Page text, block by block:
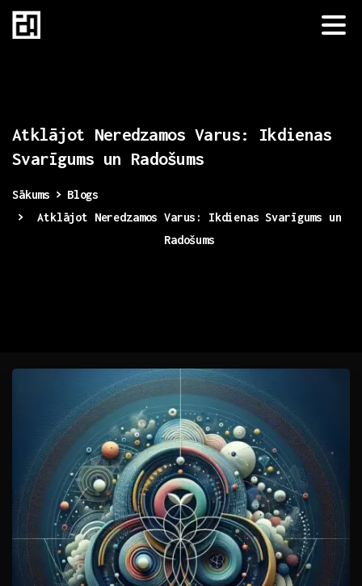
Atklājot Neredzamos Varus:
Ikdienas
Svarīgums un Radošums
Sākums
Blogs
Atklājot Neredzamos Varus: Ikdienas Svarīgums un
Radošums